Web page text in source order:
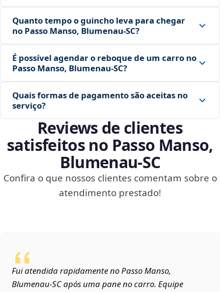
Quanto tempo o guincho leva para chegar
no Passo Manso, Blumenau‑SC?
É possível agendar o reboque de um carro no
Passo Manso, Blumenau‑SC?
Quais formas de pagamento são aceitas no
serviço?
Reviews de clientes
satisfeitos no Passo Manso,
Blumenau‑SC
Confira o que nossos clientes comentam sobre o
atendimento prestado!
Fui atendida rapidamente no Passo Manso,
Blumenau‑SC após uma pane no carro. Equipe